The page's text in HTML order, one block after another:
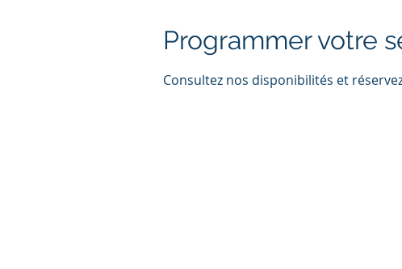
Programmer votre
Consultez nos disponibilités et